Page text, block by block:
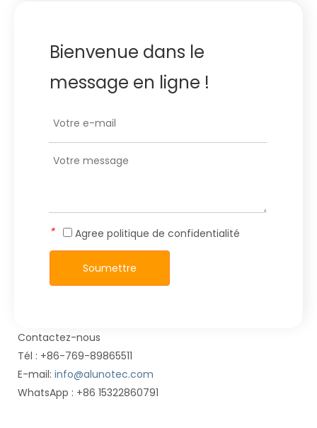
Bienvenue dans le
message en ligne !
* Agree politique de confidentialité
Soumettre
Contactez-nous
Tél : +86-769-89865511
E-mail: info@alunotec.com
WhatsApp : +86 15322860791